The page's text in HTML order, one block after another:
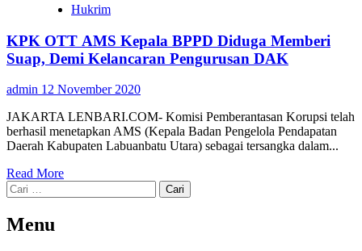
Hukrim
KPK OTT AMS Kepala BPPD Diduga Memberi
Suap, Demi Kelancaran Pengurusan DAK
admin 12 November 2020
JAKARTA LENBARI.COM- Komisi Pemberantasan Korupsi telah
berhasil menetapkan AMS (Kepala Badan Pengelola Pendapatan
Daerah Kabupaten Labuanbatu Utara) sebagai tersangka dalam...
Read More
Cari
untuk:
Menu